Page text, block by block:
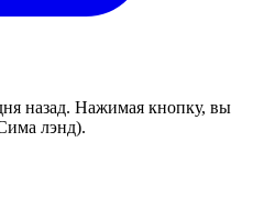
назад. Нажимая кнопку, вы
лэнд).